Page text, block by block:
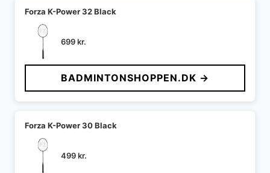
Forza K-Power 32 Black
699kr.
BADMINTONSHOPPEN.DK →
Forza K-Power 30 Black
499kr.